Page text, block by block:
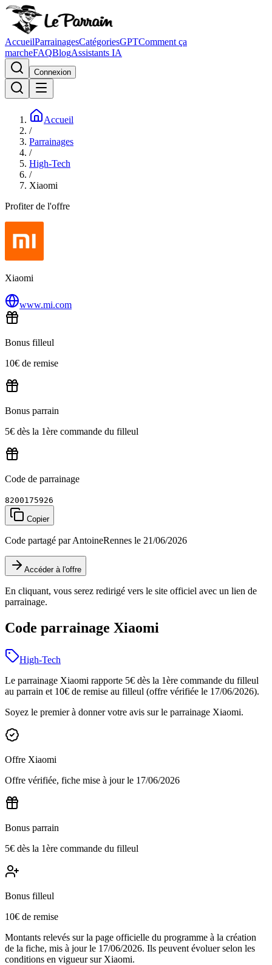
AccueilParrainagesCatégoriesGPTComment ça
marcheFAQBlogAssistants IA
Connexion
Accueil
/
Parrainages
/
High-Tech
/
Xiaomi
Profiter de l'offre
Xiaomi
www.mi.com
Bonus filleul
10€ de remise
Bonus parrain
5€ dès la 1ère commande du filleul
Code de parrainage
8200175926
Copier
Code partagé par AntoineRennes le 21/06/2026
Accéder à l'offre
En cliquant, vous serez redirigé vers le site officiel avec un lien de
parrainage.
Code parrainage Xiaomi
High-Tech
Le parrainage Xiaomi rapporte 5€ dès la 1ère commande du filleul
au parrain et 10€ de remise au filleul (offre vérifiée le 17/06/2026).
Soyez le premier à donner votre avis sur le parrainage Xiaomi.
Offre Xiaomi
Offre vérifiée, fiche mise à jour le 17/06/2026
Bonus parrain
5€ dès la 1ère commande du filleul
Bonus filleul
10€ de remise
Montants relevés sur la page officielle du programme à la création
de la fiche, mis à jour le 17/06/2026. Ils peuvent évoluer selon les
conditions en vigueur sur Xiaomi.